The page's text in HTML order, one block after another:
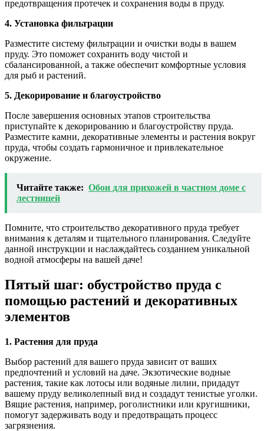
предотвращения протечек и сохранения воды в пруду.
4. Установка фильтрации
Разместите систему фильтрации и очистки воды в вашем
пруду. Это поможет сохранить воду чистой и
сбалансированной, а также обеспечит комфортные условия
для рыб и растений.
5. Декорирование и благоустройство
После завершения основных этапов строительства
приступайте к декорированию и благоустройству пруда.
Разместите камни, декоративные элементы и растения вокруг
пруда, чтобы создать гармоничное и привлекательное
окружение.
Читайте также: Обои для прихожей в частном доме с
лестницей
Помните, что строительство декоративного пруда требует
внимания к деталям и тщательного планирования. Следуйте
данной инструкции и наслаждайтесь созданием уникальной
водной атмосферы на вашей даче!
Пятый шаг: обустройство пруда с
помощью растений и декоративных
элементов
1. Растения для пруда
Выбор растений для вашего пруда зависит от ваших
предпочтений и условий на даче. Экзотические водные
растения, такие как лотосы или водяные лилии, придадут
вашему пруду великолепный вид и создадут тенистые уголки.
Вящие растения, например, роголистники или кругишники,
помогут задерживать воду и предотвращать процесс
загрязнения.